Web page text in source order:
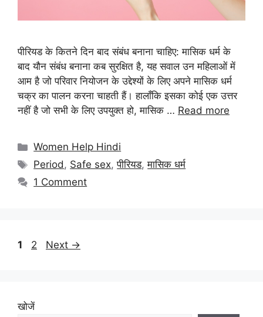
पीरियड के कितने दिन बाद संबंध बनाना चाहिए: मासिक धर्म के
बाद यौन संबंध बनाना कब सुरक्षित है, यह सवाल उन महिलाओं में
आम है जो परिवार नियोजन के उद्देश्यों के लिए अपने मासिक धर्म
चक्र का पालन करना चाहती हैं। हालाँकि इसका कोई एक उत्तर
नहीं है जो सभी के लिए उपयुक्त हो, मासिक … Read more
Categories
Women Help Hindi
Tags
Period, Safe sex,पीरियड,मासिक धर्म
1 Comment
Page
1 Page
2 Next →
खोजें